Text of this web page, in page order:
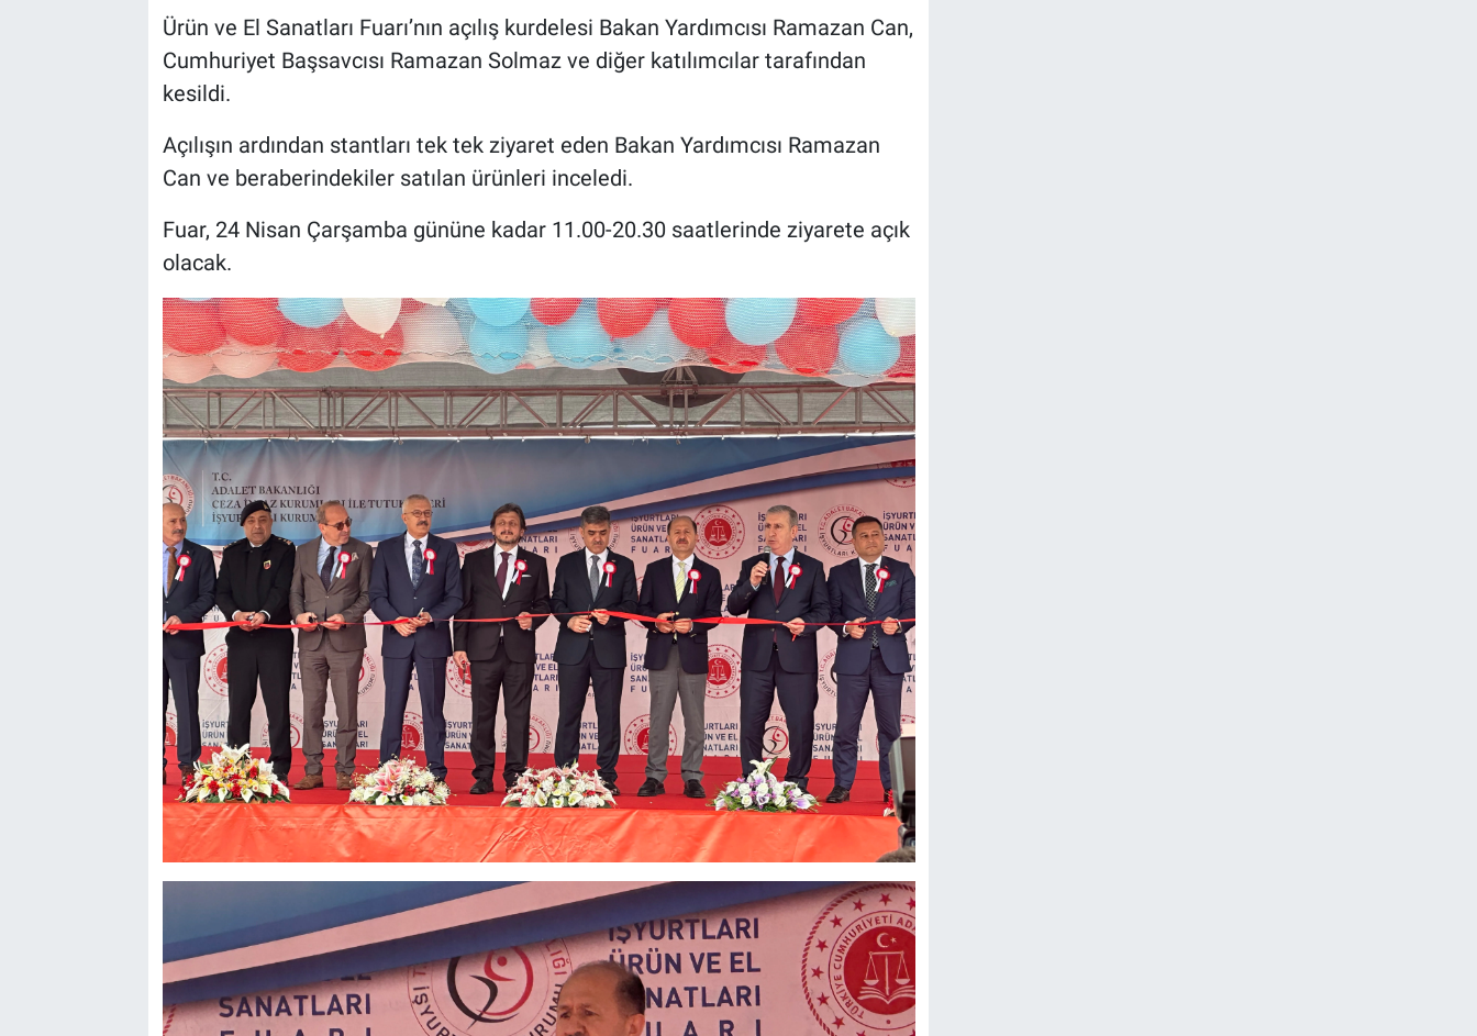
Ürün ve El Sanatları Fuarı’nın açılış kurdelesi Bakan Yardımcısı Ramazan Can,
Cumhuriyet Başsavcısı Ramazan Solmaz ve diğer katılımcılar tarafından
kesildi.
Açılışın ardından stantları tek tek ziyaret eden Bakan Yardımcısı Ramazan
Can ve beraberindekiler satılan ürünleri inceledi.
Fuar, 24 Nisan Çarşamba gününe kadar 11.00-20.30 saatlerinde ziyarete açık
olacak.